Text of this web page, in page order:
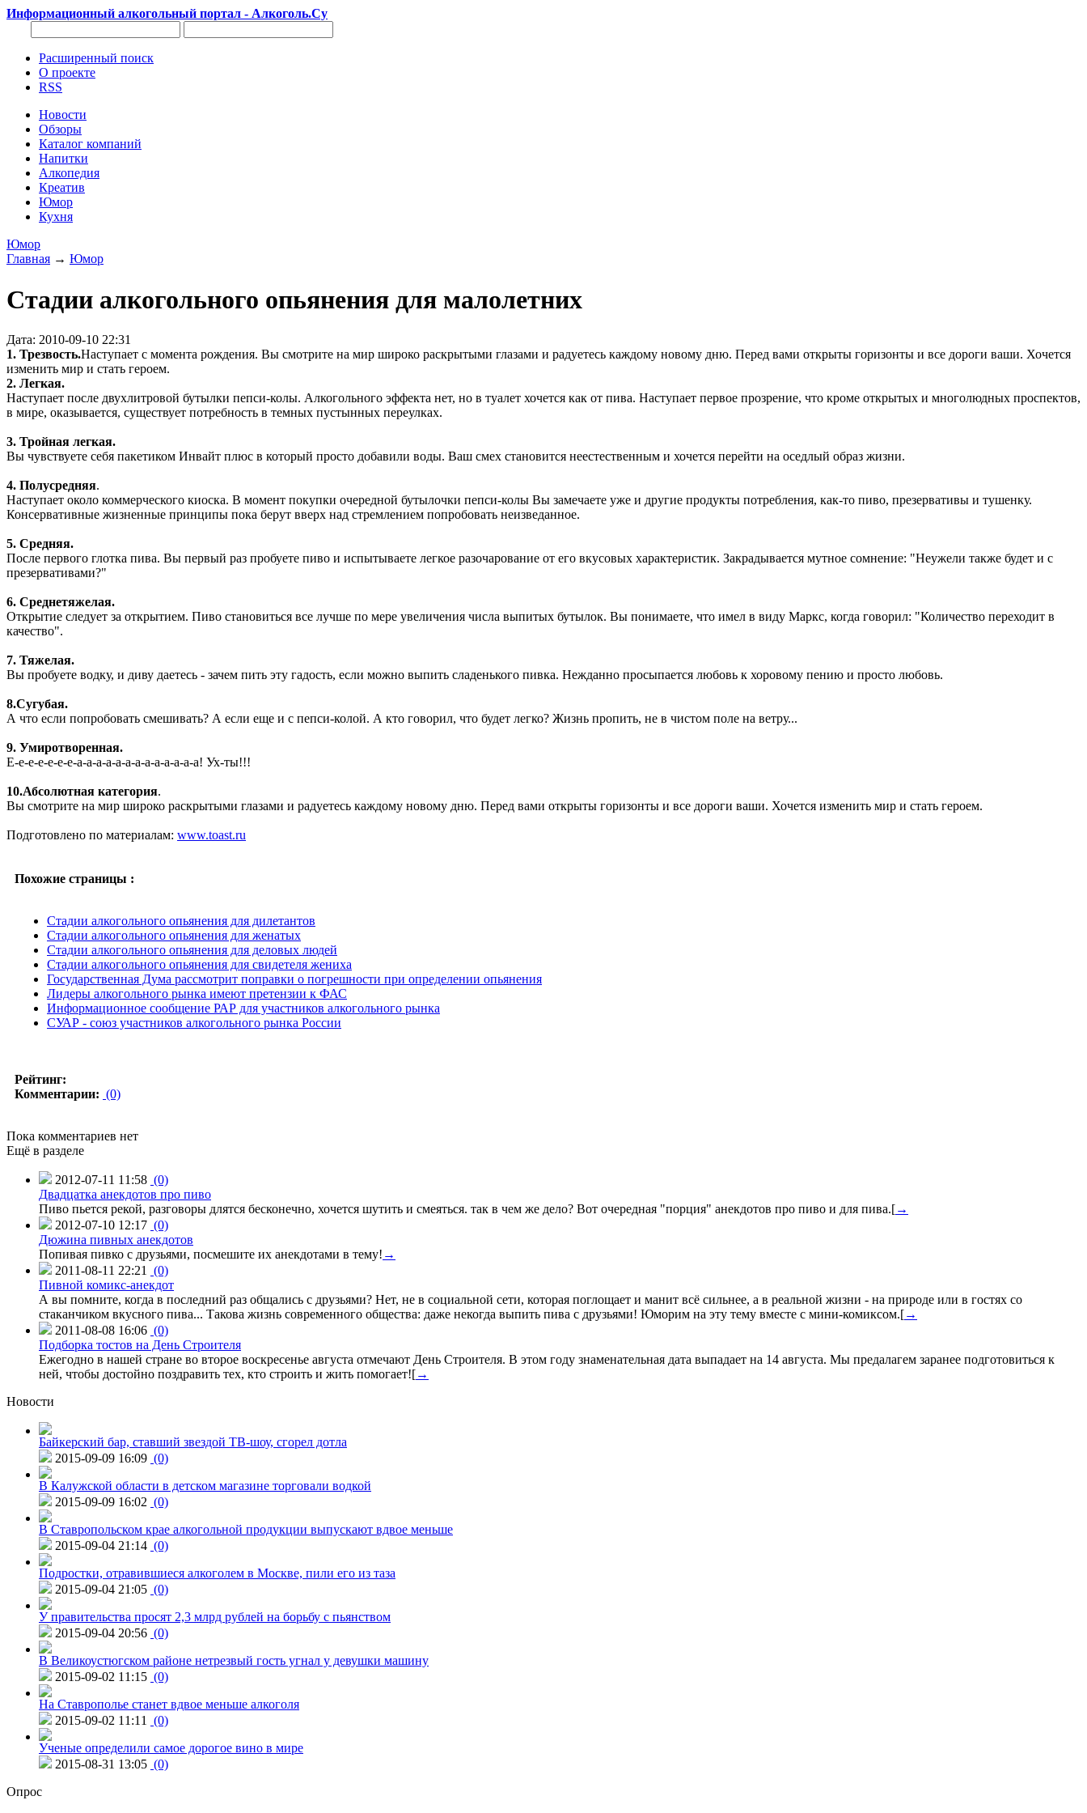
Информационный алкогольный портал - Алкоголь.Су
Расширенный поиск
О проекте
RSS
Новости
Обзоры
Каталог компаний
Напитки
Алкопедия
Креатив
Юмор
Кухня
Юмор
Главная → Юмор
Стадии алкогольного опьянения для малолетних
Дата: 2010-09-10 22:31
1. Трезвость.Наступает с момента рождения. Вы смотрите на мир широко раскрытыми глазами и радуетесь каждому новому дню. Перед вами открыты горизонты и все дороги ваши. Хочется
изменить мир и стать героем.
2. Легкая.
Наступает после двухлитровой бутылки пепси-колы. Алкогольного эффекта нет, но в туалет хочется как от пива. Наступает первое прозрение, что кроме открытых и многолюдных проспектов,
в мире, оказывается, существует потребность в темных пустынных переулках.
3. Тройная легкая.
Вы чувствуете себя пакетиком Инвайт плюс в который просто добавили воды. Ваш смех становится неестественным и хочется перейти на оседлый образ жизни.
4. Полусредняя.
Наступает около коммерческого киоска. В момент покупки очередной бутылочки пепси-колы Вы замечаете уже и другие продукты потребления, как-то пиво, презервативы и тушенку.
Консервативные жизненные принципы пока берут вверх над стремлением попробовать неизведанное.
5. Средняя.
После первого глотка пива. Вы первый раз пробуете пиво и испытываете легкое разочарование от его вкусовых характеристик. Закрадывается мутное сомнение: "Неужели также будет и с
презервативами?"
6. Среднетяжелая.
Открытие следует за открытием. Пиво становиться все лучше по мере увеличения числа выпитых бутылок. Вы понимаете, что имел в виду Маркс, когда говорил: "Количество переходит в
качество".
7. Тяжелая.
Вы пробуете водку, и диву даетесь - зачем пить эту гадость, если можно выпить сладенького пивка. Нежданно просыпается любовь к хоровому пению и просто любовь.
8.Сугубая.
А что если попробовать смешивать? А если еще и с пепси-колой. А кто говорил, что будет легко? Жизнь пропить, не в чистом поле на ветру...
9. Умиротворенная.
Е-е-е-е-е-е-е-а-а-а-а-а-а-а-а-а-а-а-а-а! Ух-ты!!!
10.Абсолютная категория.
Вы смотрите на мир широко раскрытыми глазами и радуетесь каждому новому дню. Перед вами открыты горизонты и все дороги ваши. Хочется изменить мир и стать героем.
Подготовлено по материалам: www.toast.ru
Похожие страницы :
Стадии алкогольного опьянения для дилетантов
Стадии алкогольного опьянения для женатых
Стадии алкогольного опьянения для деловых людей
Стадии алкогольного опьянения для свидетеля жениха
Государственная Дума рассмотрит поправки о погрешности при определении опьянения
Лидеры алкогольного рынка имеют претензии к ФАС
Информационное сообщение РАР для участников алкогольного рынка
СУАР - союз участников алкогольного рынка России
Рейтинг:
Комментарии: (0)
Пока комментариев нет
Ещё в разделе
2012-07-11 11:58 (0)
Двадцатка анекдотов про пиво
Пиво пьется рекой, разговоры длятся бесконечно, хочется шутить и смеяться. так в чем же дело? Вот очередная "порция" анекдотов про пиво и для пива.[→
2012-07-10 12:17 (0)
Дюжина пивных анекдотов
Попивая пивко с друзьями, посмешите их анекдотами в тему! →
2011-08-11 22:21
(0)
Пивной комикс-анекдот
А вы помните, когда в последний раз общались с друзьями? Нет, не в социальной сети, которая поглощает и манит всё сильнее, а в реальной жизни - на природе или в гостях со
стаканчиком вкусного пива... Такова жизнь современного общества: даже некогда выпить пива с друзьями! Юморим на эту тему вместе с мини-комиксом.[→
2011-08-08 16:06 (0)
Подборка тостов на День Строителя
Ежегодно в нашей стране во второе воскресенье августа отмечают День Строителя. В этом году знаменательная дата выпадает на 14 августа. Мы предалагем заранее подготовиться к
ней, чтобы достойно поздравить тех, кто строить и жить помогает![→
Новости
Байкерский бар, ставший звездой ТВ-шоу, сгорел дотла
2015-09-09 16:09 (0)
В Калужской области в детском магазине торговали водкой
2015-09-09 16:02 (0)
В Ставропольском крае алкогольной продукции выпускают вдвое меньше
2015-09-04 21:14 (0)
Подростки, отравившиеся алкоголем в Москве, пили его из таза
2015-09-04 21:05 (0)
У правительства просят 2,3 млрд рублей на борьбу с пьянством
2015-09-04 20:56 (0)
В Великоустюгском районе нетрезвый гость угнал у девушки машину
2015-09-02 11:15 (0)
На Ставрополье станет вдвое меньше алкоголя
2015-09-02 11:11
(0)
Ученые определили самое дорогое вино в мире
2015-08-31 13:05 (0)
Опрос